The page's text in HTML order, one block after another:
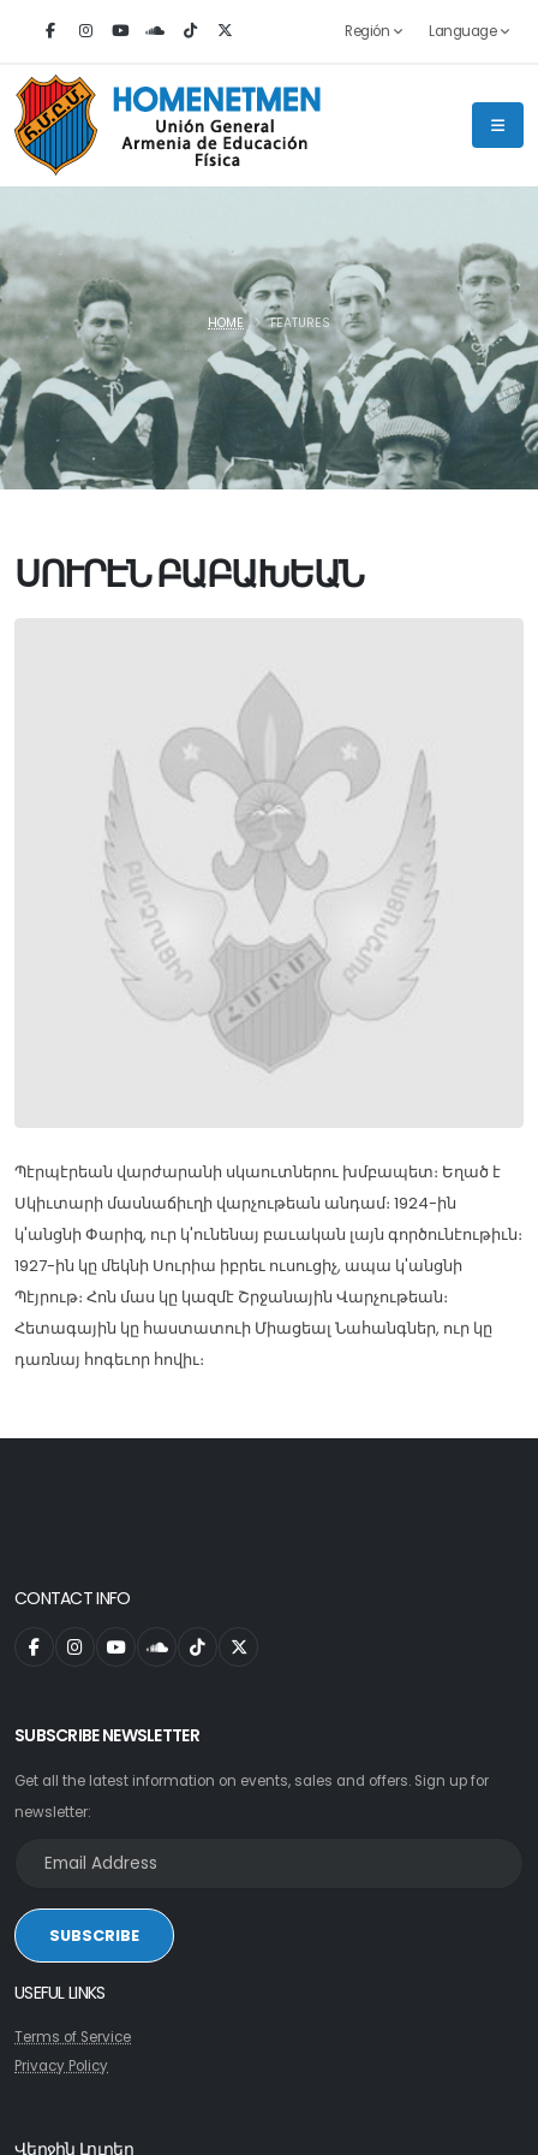
Región Language
HOME FEATURES
ՍՈՒՐԷՆ ԲԱԲԱԽԵԱՆ
Պէրպէրեան վարժարանի սկաուտներու խմբապետ։ Եղած է
Սկիւտարի մասնաճիւղի վարչութեան անդամ։ 1924-ին
կ'անցնի Փարիզ, ուր կ'ունենայ բաւական լայն գործունէութիւն։
1927-ին կը մեկնի Սուրիա իբրեւ ուսուցիչ, ապա կ'անցնի
Պէյրութ։ Հոն մաս կը կազմէ Շրջանային Վարչութեան։
Հետագային կը հաստատուի Միացեալ Նահանգներ, ուր կը
դառնայ հոգեւոր հովիւ։
CONTACT INFO
SUBSCRIBE NEWSLETTER
Get all the latest information on events, sales and offers. Sign up for
newsletter:
SUBSCRIBE
USEFUL LINKS
Terms of Service
Privacy Policy
Վերջին Լուրեր